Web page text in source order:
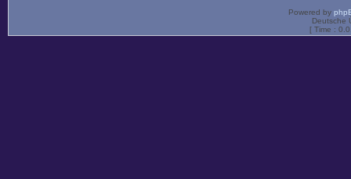
Powered by
Deutsche
[ Time :